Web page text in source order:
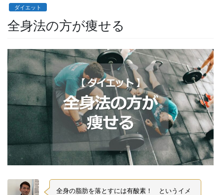
ダイエット
全身法の方が痩せる
全身の脂肪を落とすには有酸素！ というイメ